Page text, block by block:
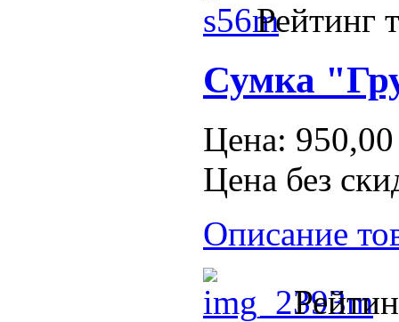
Рейтинг
Сумка
Цена:
Цена без
Описание